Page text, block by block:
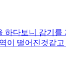
다보니 감기를
이 떨어진것같